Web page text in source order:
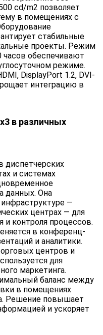
cd/m2 позволяет
в помещениях с
стабильные
проекты. Режим
часов обеспечивают
режиме.
DisplayPort 1.2, DVI-
интеграцию в
в различных
диспетчерских
и системах
данных. Она
—
центрах — для
и контроля процессов.
в конференц-
и аналитики.
центров и
для
маркетинга.
баланс между
в помещениях
Решение повышает
и ускоряет